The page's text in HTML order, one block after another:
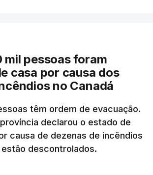
mil pessoas foram
casa por causa dos
no Canadá
têm ordem de evacuação.
declarou o estado de
causa de dezenas de incêndios
descontrolados.